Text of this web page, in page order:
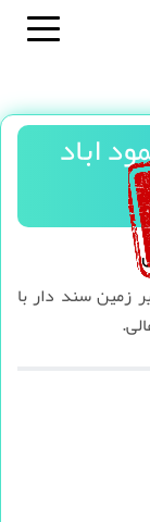
اباد
زمین سند دار با